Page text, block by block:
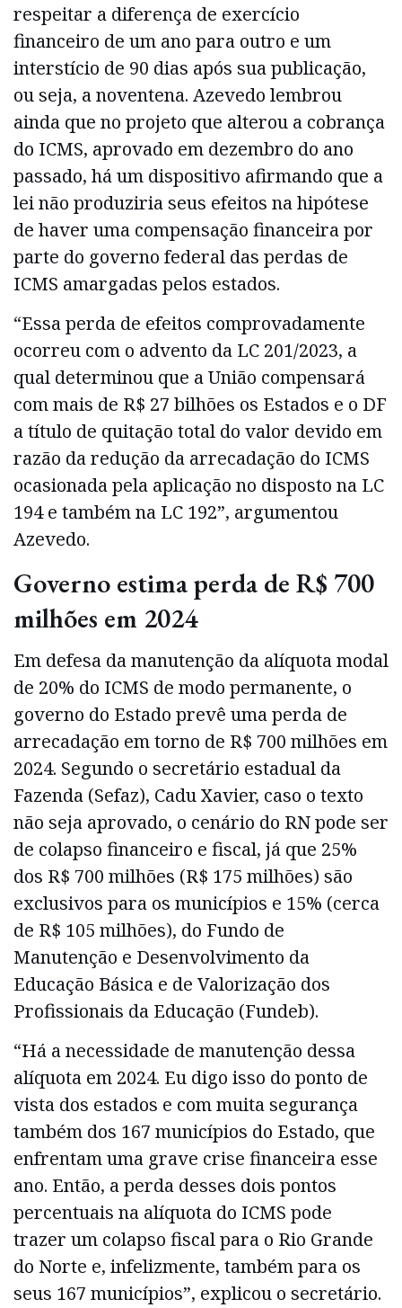
respeitar a diferença de exercício
financeiro de um ano para outro e um
interstício de 90 dias após sua publicação,
ou seja, a noventena. Azevedo lembrou
ainda que no projeto que alterou a cobrança
do ICMS, aprovado em dezembro do ano
passado, há um dispositivo afirmando que a
lei não produziria seus efeitos na hipótese
de haver uma compensação financeira por
parte do governo federal das perdas de
ICMS amargadas pelos estados.
“Essa perda de efeitos comprovadamente
ocorreu com o advento da LC 201/2023, a
qual determinou que a União compensará
com mais de R$ 27 bilhões os Estados e o DF
a título de quitação total do valor devido em
razão da redução da arrecadação do ICMS
ocasionada pela aplicação no disposto na LC
194 e também na LC 192”, argumentou
Azevedo.
Governo estima perda de R$ 700
milhões em 2024
Em defesa da manutenção da alíquota modal
de 20% do ICMS de modo permanente, o
governo do Estado prevê uma perda de
arrecadação em torno de R$ 700 milhões em
2024. Segundo o secretário estadual da
Fazenda (Sefaz), Cadu Xavier, caso o texto
não seja aprovado, o cenário do RN pode ser
de colapso financeiro e fiscal, já que 25%
dos R$ 700 milhões (R$ 175 milhões) são
exclusivos para os municípios e 15% (cerca
de R$ 105 milhões), do Fundo de
Manutenção e Desenvolvimento da
Educação Básica e de Valorização dos
Profissionais da Educação (Fundeb).
“Há a necessidade de manutenção dessa
alíquota em 2024. Eu digo isso do ponto de
vista dos estados e com muita segurança
também dos 167 municípios do Estado, que
enfrentam uma grave crise financeira esse
ano. Então, a perda desses dois pontos
percentuais na alíquota do ICMS pode
trazer um colapso fiscal para o Rio Grande
do Norte e, infelizmente, também para os
seus 167 municípios”, explicou o secretário.